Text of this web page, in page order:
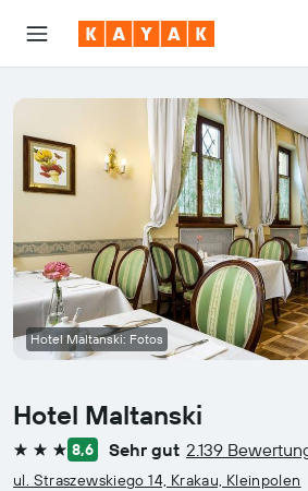
Hotel Maltanski
3 Sterne8,6 Sehr gut 2.139
ul. Straszewskiego 14, Krakau, Kleinpolen
Hotel Maltanski: Fotos